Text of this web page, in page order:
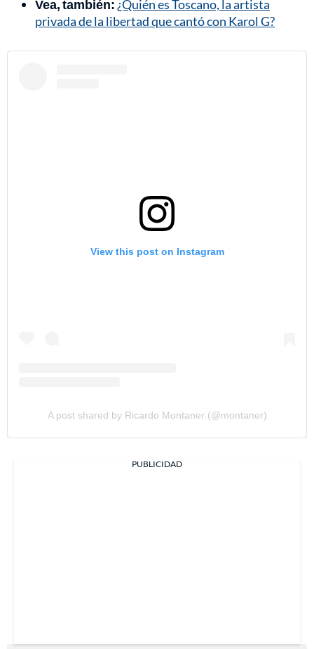
Vea, también: ¿Quién es Toscano, la artista
privada de la libertad que cantó con Karol G?
View this post on Instagram
A post shared by Ricardo Montaner (@montaner)
PUBLICIDAD